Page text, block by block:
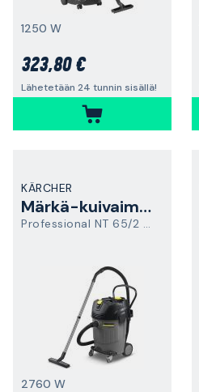
1250 W
323,80 €
Lähetetään 24 tunnin sisällä!
KÄRCHER
Märkä-kuivaimuri
Professional NT 65/2 Ap
2760 W